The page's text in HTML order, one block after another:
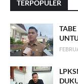
TERPOPULER